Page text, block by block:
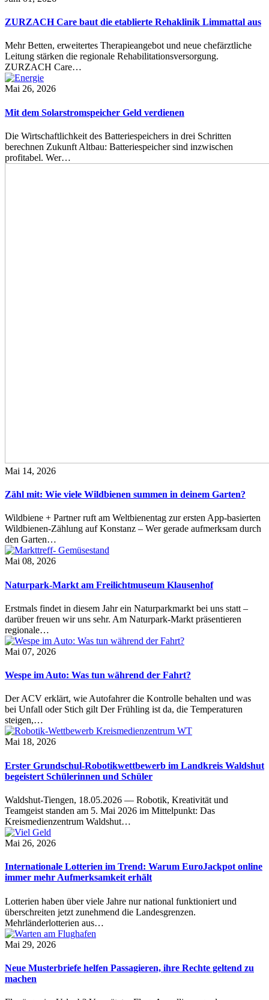
ZURZACH Care baut die etablierte Rehaklinik Limmattal aus
Mehr Betten, erweitertes Therapieangebot und neue chefärztliche
Leitung stärken die regionale Rehabilitationsversorgung.
ZURZACH Care…
Mai 26, 2026
Mit dem Solarstromspeicher Geld verdienen
Die Wirtschaftlichkeit des Batteriespeichers in drei Schritten
berechnen Zukunft Altbau: Batteriespeicher sind inzwischen
profitabel. Wer…
Mai 14, 2026
Zähl mit: Wie viele Wildbienen summen in deinem Garten?
Wildbiene + Partner ruft am Weltbienentag zur ersten App-basierten
Wildbienen-Zählung auf Konstanz – Wer gerade aufmerksam durch
den Garten…
Mai 08, 2026
Naturpark-Markt am Freilichtmuseum Klausenhof
Erstmals findet in diesem Jahr ein Naturparkmarkt bei uns statt –
darüber freuen wir uns sehr. Am Naturpark-Markt präsentieren
regionale…
Mai 07, 2026
Wespe im Auto: Was tun während der Fahrt?
Der ACV erklärt, wie Autofahrer die Kontrolle behalten und was
bei Unfall oder Stich gilt Der Frühling ist da, die Temperaturen
steigen,…
Mai 18, 2026
Erster Grundschul-Robotikwettbewerb im Landkreis Waldshut
begeistert Schülerinnen und Schüler
Waldshut-Tiengen, 18.05.2026 — Robotik, Kreativität und
Teamgeist standen am 5. Mai 2026 im Mittelpunkt: Das
Kreismedienzentrum Waldshut…
Mai 26, 2026
Internationale Lotterien im Trend: Warum EuroJackpot online
immer mehr Aufmerksamkeit erhält
Lotterien haben über viele Jahre nur national funktioniert und
überschreiten jetzt zunehmend die Landesgrenzen.
Mehrländerlotterien aus…
Mai 29, 2026
Neue Musterbriefe helfen Passagieren, ihre Rechte geltend zu
machen